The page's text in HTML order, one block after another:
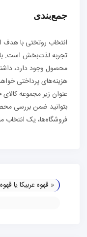
جمع‌بندی
انتخاب روتختی با هدف
تجربه لذت‌بخش است. با
محصول وجود دارد،
هزینه‌های پرداختی
عنوان زیر مجموعه
بتوانید ضمن بررسی
فروشگاه‌ها، یک انتخاب
« قهوه عربیکا یا